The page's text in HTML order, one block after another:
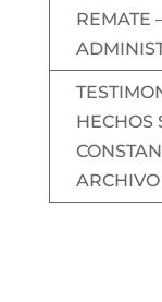
REMATE
HECHOS
ARCHIVO